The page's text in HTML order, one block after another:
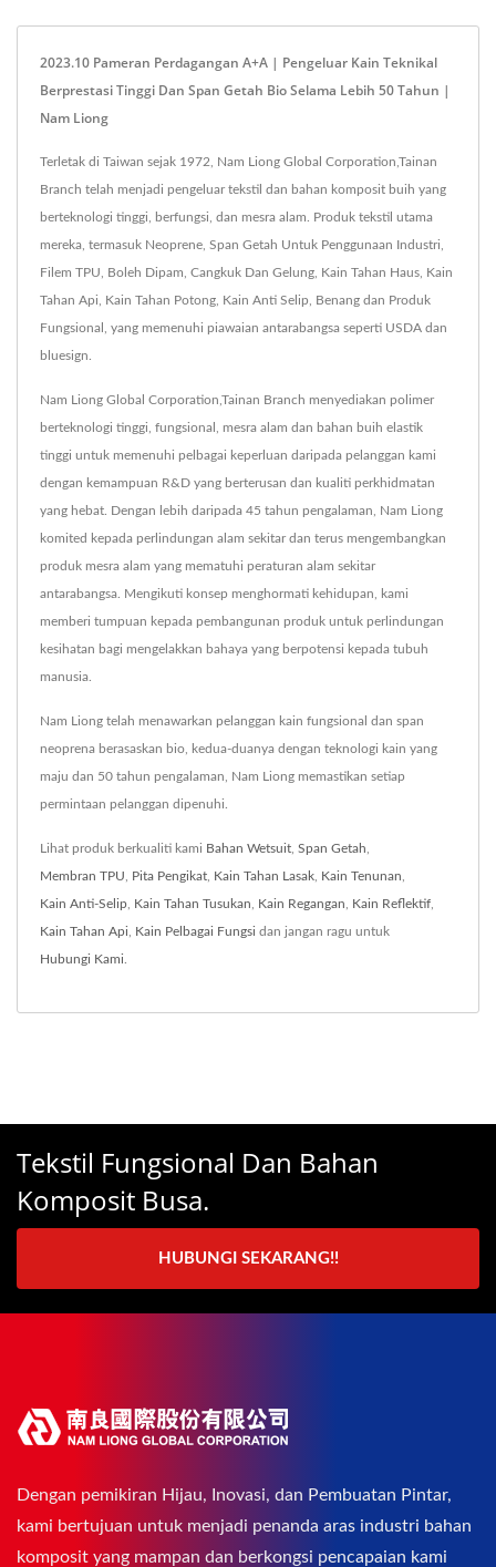
2023.10 Pameran Perdagangan A+A | Pengeluar Kain Teknikal
Berprestasi Tinggi Dan Span Getah Bio Selama Lebih 50 Tahun |
Nam Liong
Terletak di Taiwan sejak 1972, Nam Liong Global Corporation,Tainan
Branch telah menjadi pengeluar tekstil dan bahan komposit buih yang
berteknologi tinggi, berfungsi, dan mesra alam. Produk tekstil utama
mereka, termasuk Neoprene, Span Getah Untuk Penggunaan Industri,
Filem TPU, Boleh Dipam, Cangkuk Dan Gelung, Kain Tahan Haus, Kain
Tahan Api, Kain Tahan Potong, Kain Anti Selip, Benang dan Produk
Fungsional, yang memenuhi piawaian antarabangsa seperti USDA dan
bluesign.
Nam Liong Global Corporation,Tainan Branch menyediakan polimer
berteknologi tinggi, fungsional, mesra alam dan bahan buih elastik
tinggi untuk memenuhi pelbagai keperluan daripada pelanggan kami
dengan kemampuan R&D yang berterusan dan kualiti perkhidmatan
yang hebat. Dengan lebih daripada 45 tahun pengalaman, Nam Liong
komited kepada perlindungan alam sekitar dan terus mengembangkan
produk mesra alam yang mematuhi peraturan alam sekitar
antarabangsa. Mengikuti konsep menghormati kehidupan, kami
memberi tumpuan kepada pembangunan produk untuk perlindungan
kesihatan bagi mengelakkan bahaya yang berpotensi kepada tubuh
manusia.
Nam Liong telah menawarkan pelanggan kain fungsional dan span
neoprena berasaskan bio, kedua-duanya dengan teknologi kain yang
maju dan 50 tahun pengalaman, Nam Liong memastikan setiap
permintaan pelanggan dipenuhi.
Lihat produk berkualiti kami Bahan Wetsuit Span Getah
Membran TPU Pita Pengikat Kain Tahan Lasak Kain Tenunan
Kain Anti-Selip Kain Tahan Tusukan Kain Regangan Kain Reflektif
Kain Tahan Api Kain Pelbagai Fungsi dan jangan ragu untuk
Hubungi Kami
Tekstil Fungsional Dan Bahan
Komposit Busa.
HUBUNGI SEKARANG!!
Dengan pemikiran Hijau, Inovasi, dan Pembuatan Pintar,
kami bertujuan untuk menjadi penanda aras industri bahan
komposit yang mampan dan berkongsi pencapaian kami